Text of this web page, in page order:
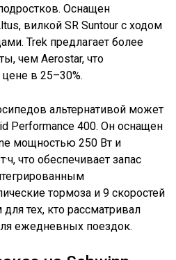
Оснащен
вилкой SR Suntour с ходом
Trek предлагает более
чем Aerostar, что
в 25–30%.
альтернативой может
Performance 400. Он оснащен
мощностью 250 Вт и
что обеспечивает запас
тормоза и 9 скоростей
тех, кто рассматривал
ежедневных поездок.